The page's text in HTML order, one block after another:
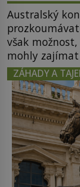
Australský
však
mohly zajímat
to o 15 století
zakreslovali
Australis –
smysl pro […]
ZÁHADY A